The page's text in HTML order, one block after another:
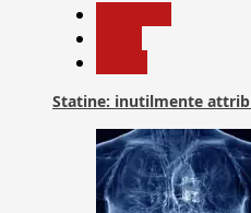
Statine: inutilmente